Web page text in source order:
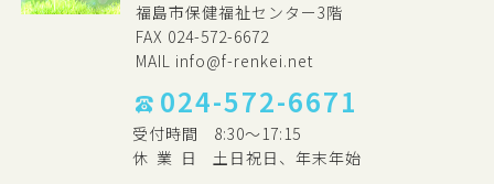
福島市保健福祉センター3階
FAX 024-572-6672
MAIL info@f-renkei.net
024-572-6671
受付時間
8:30～17:15
休 業 日 土日祝日、年末年始